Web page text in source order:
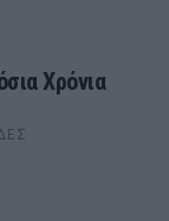
Χρόνια